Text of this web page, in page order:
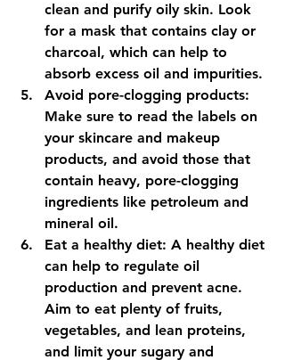
clean and purify oily skin. Look
for a mask that contains clay or
charcoal, which can help to
absorb excess oil and impurities.
Avoid pore-clogging products:
Make sure to read the labels on
your skincare and makeup
products, and avoid those that
contain heavy, pore-clogging
ingredients like petroleum and
mineral oil.
Eat a healthy diet: A healthy diet
can help to regulate oil
production and prevent acne.
Aim to eat plenty of fruits,
vegetables, and lean proteins,
and limit your sugary and